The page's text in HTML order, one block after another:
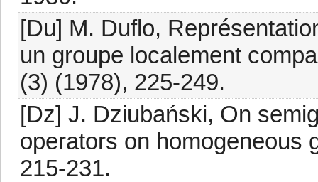
[Du] M. Duflo,
un groupe localement
(3) (1978), 225-249.
[Dz] J. Dziubański, On
operators on homogeneous
215-231.